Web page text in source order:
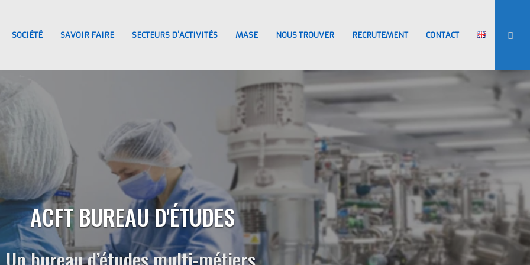
SOCIÉTÉ SAVOIR FAIRE SECTEURS D’ACTIVITÉS MASE NOUS TROUVER RECRUTEMENT CONTACT
ACFT BUREAU D'ÉTUDES
Un bureau d’études multi-métiers,